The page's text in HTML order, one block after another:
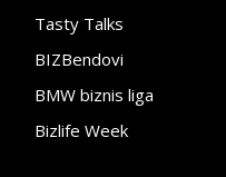
Tasty Talks
BIZBendovi
BMW biznis liga
Bizlife Week